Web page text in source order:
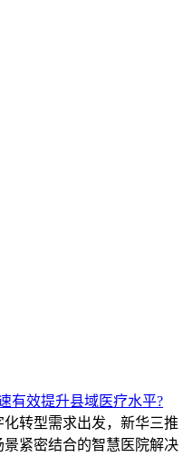
有效提升县域医疗水平?
化转型需求出发，新华三推
景紧密结合的智慧医院解决